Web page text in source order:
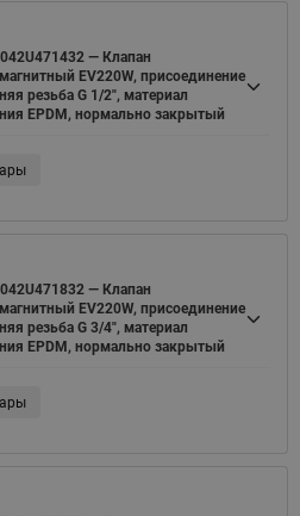
— Клапан
EV220W, присоединение
резьба G 1/2", материал
EPDM, нормально закрытый
— Клапан
EV220W, присоединение
резьба G 3/4", материал
EPDM, нормально закрытый